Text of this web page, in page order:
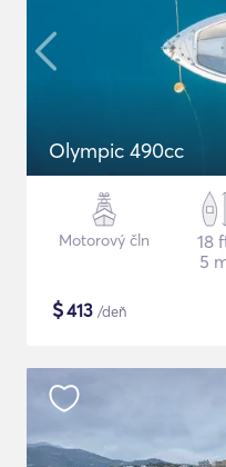
Olympic 490cc
Motorový čln
18
5
$413 /deň